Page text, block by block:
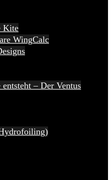
Kite
WingCalc
– Der Ventus